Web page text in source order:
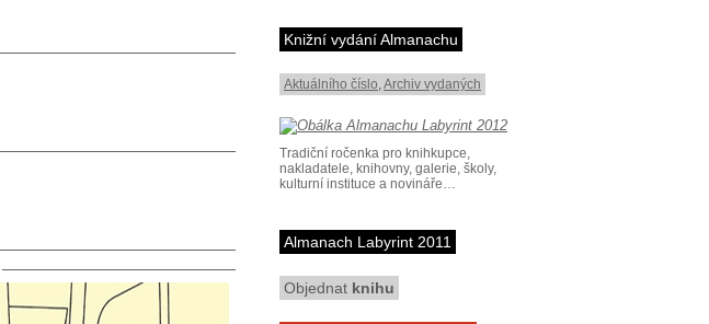
Knižní vydání Almanachu
Aktuálního číslo,Archiv vydaných
Tradiční ročenka pro knihkupce,
nakladatele, knihovny, galerie, školy,
kulturní instituce a novináře…
Almanach Labyrint 2011
Objednat knihu